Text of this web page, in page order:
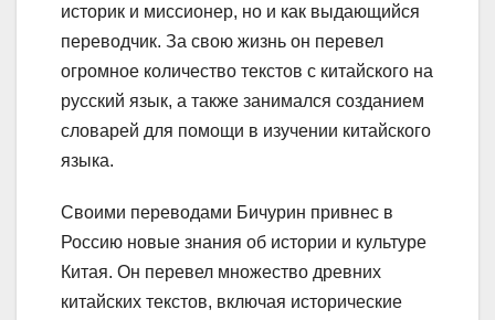
историк и миссионер, но и как выдающийся
переводчик. За свою жизнь он перевел
огромное количество текстов с китайского на
русский язык, а также занимался созданием
словарей для помощи в изучении китайского
языка.
Своими переводами Бичурин привнес в
Россию новые знания об истории и культуре
Китая. Он перевел множество древних
китайских текстов, включая исторические